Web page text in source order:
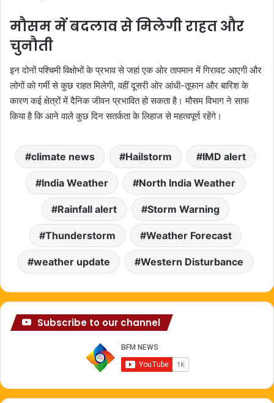
मौसम में बदलाव से मिलेगी राहत और
चुनौती
इन दोनों पश्चिमी विक्षोभों के प्रभाव से जहां एक ओर तापमान में गिरावट आएगी और
लोगों को गर्मी से कुछ राहत मिलेगी, वहीं दूसरी ओर आंधी-तूफान और बारिश के
कारण कई क्षेत्रों में दैनिक जीवन प्रभावित हो सकता है। मौसम विभाग ने साफ
किया है कि आने वाले कुछ दिन सतर्कता के लिहाज से महत्वपूर्ण रहेंगे।
climate news Hailstorm IMD alert
India Weather North India Weather
Rainfall alert Storm Warning
Thunderstorm Weather Forecast
weather update Western Disturbance
Subscribe to our channel